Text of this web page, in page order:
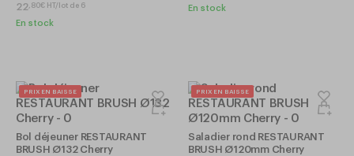
22, 80€ HT/lot de 6
En stock
En stock
PRIX EN BAISSE
Bol déjeuner RESTAURANT
BRUSH Ø132 Cherry
PRIX EN BAISSE
Saladier rond RESTAURANT
BRUSH Ø120mm Cherry